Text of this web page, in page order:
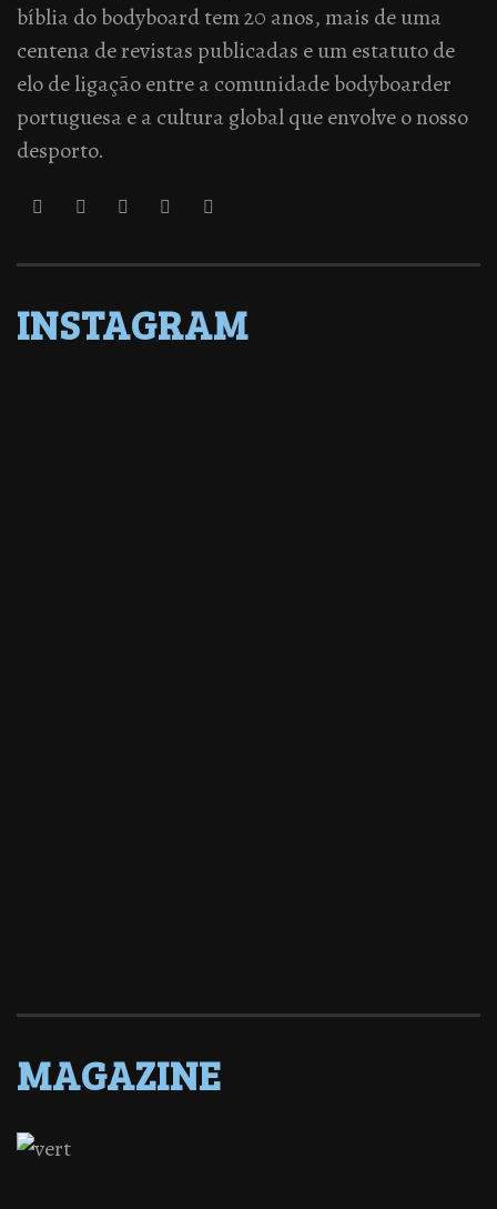
bíblia do bodyboard tem 20 anos, mais de uma
centena de revistas publicadas e um estatuto de
elo de ligação entre a comunidade bodyboarder
portuguesa e a cultura global que envolve o nosso
desporto.
INSTAGRAM
MAGAZINE